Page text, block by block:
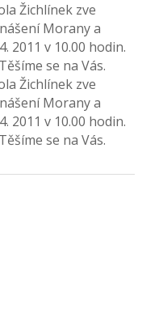
Žichlínek zve
Morany a
2011 v 10.00 hodin.
se na Vás.
Žichlínek zve
Morany a
2011 v 10.00 hodin.
se na Vás.